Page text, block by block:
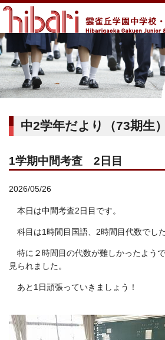
中2学年だより（73期生）
1学期中間考査 2日目
2026/05/26
本日は中間考査2日目です。
科目は1時間目国語、2時間目代数でした
特に２時間目の代数が難しかったよう
見られました。
あと1日頑張っていきましょう！